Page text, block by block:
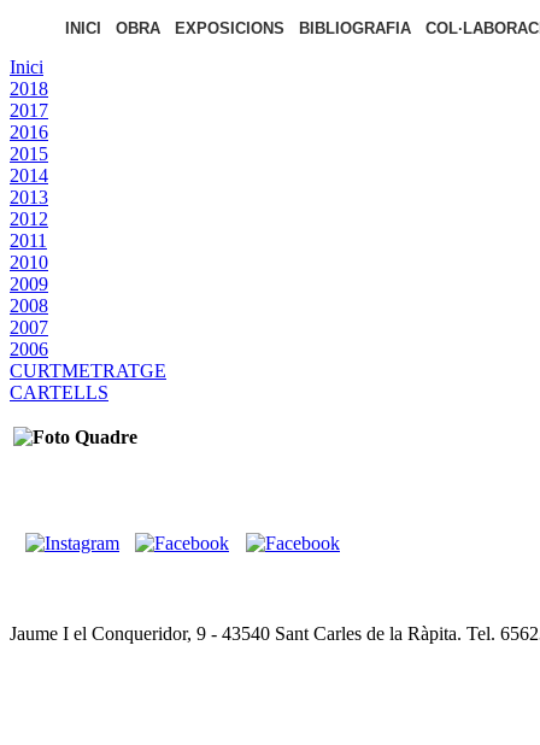
INICI OBRA EXPOSICIONS BIBLIOGRAFIA
Inici
2018
2017
2016
2015
2014
2013
2012
2011
2010
2009
2008
2007
2006
CURTMETRATGE
CARTELLS
Jaume I el Conqueridor, 9 - 43540 Sant Carles de la Ràpita. Tel.